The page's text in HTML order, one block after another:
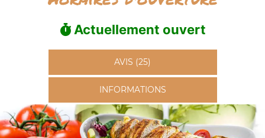
Actuellement ouvert
AVIS (25)
INFORMATIONS